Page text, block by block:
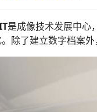
是成像技术发展中心
除了建立数字档案